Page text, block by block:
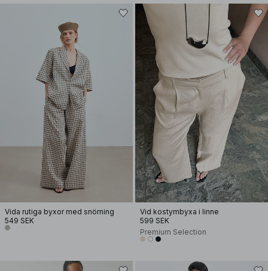
Vida rutiga byxor med snörning
549 SEK
Vid kostymbyxa i linne
599 SEK
Premium Selection